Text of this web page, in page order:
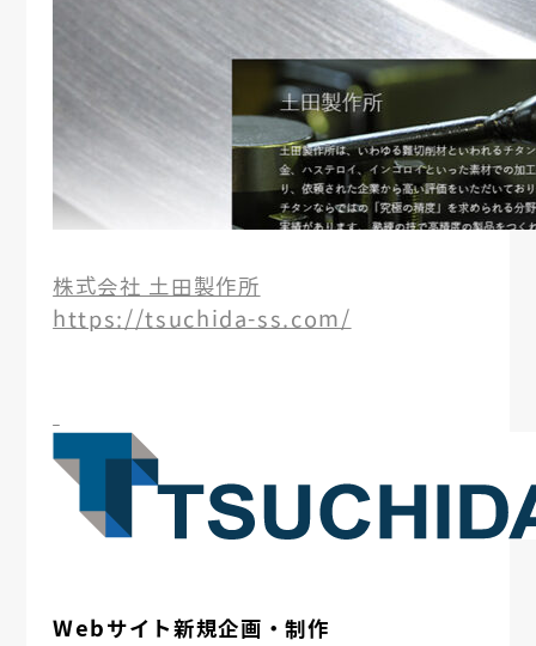
株式会社 土田製作所
https://tsuchida-ss.com/
Webサイト新規企画・制作